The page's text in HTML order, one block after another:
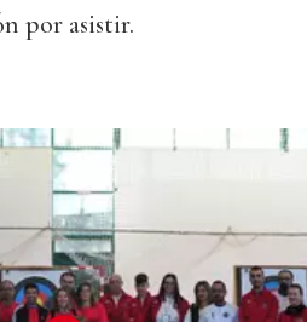
por asistir.